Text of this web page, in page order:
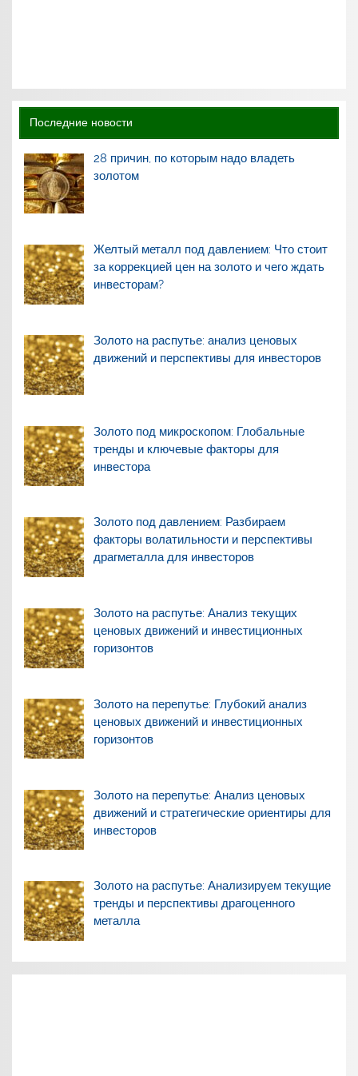
Последние новости
28 причин, по которым надо владеть
золотом
Желтый металл под давлением: Что стоит
за коррекцией цен на золото и чего ждать
инвесторам?
Золото на распутье: анализ ценовых
движений и перспективы для инвесторов
Золото под микроскопом: Глобальные
тренды и ключевые факторы для
инвестора
Золото под давлением: Разбираем
факторы волатильности и перспективы
драгметалла для инвесторов
Золото на распутье: Анализ текущих
ценовых движений и инвестиционных
горизонтов
Золото на перепутье: Глубокий анализ
ценовых движений и инвестиционных
горизонтов
Золото на перепутье: Анализ ценовых
движений и стратегические ориентиры для
инвесторов
Золото на распутье: Анализируем текущие
тренды и перспективы драгоценного
металла